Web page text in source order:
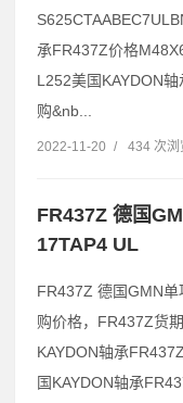
承FR437Z价格
L252美国KAYDON
购&nb...
2022-11-20 / 434 次浏
FR437Z 德国
17TAP4 UL
FR437Z 德国GMN
购价格，FR437Z货
KAYDON轴承
国KAYDON轴承